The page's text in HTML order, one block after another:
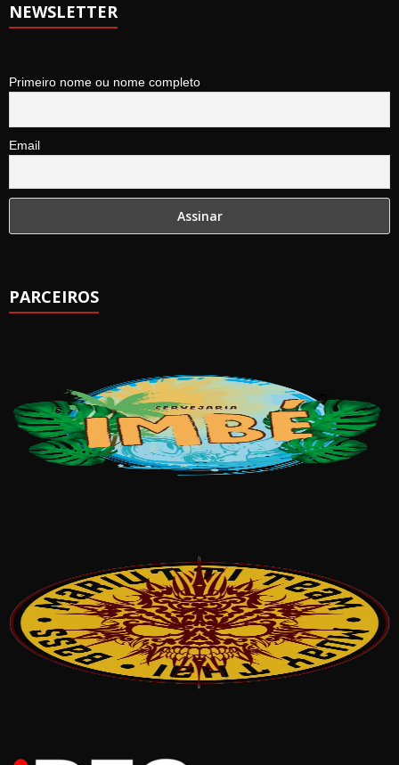
NEWSLETTER
Primeiro nome ou nome completo
Email
PARCEIROS